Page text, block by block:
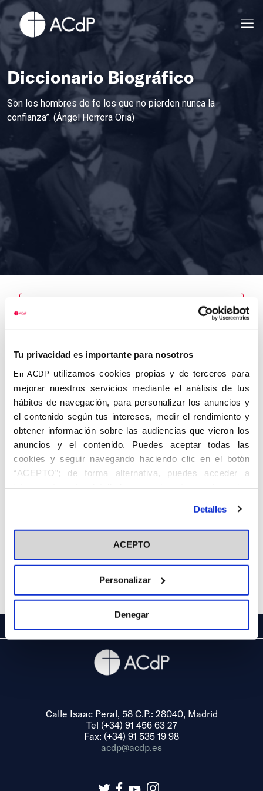
Tu privacidad es importante para nosotros
En ACDP utilizamos cookies propias y de terceros para
mejorar nuestros servicios mediante el análisis de tus
hábitos de navegación, para personalizar los anuncios y
el contenido según tus intereses, medir el rendimiento y
obtener información sobre las audiencias que vieron los
anuncios y el contenido. Puedes aceptar todas las
cookies y seguir navegando haciendo clic en el botón
“ACEPTO”; de forma alternativa, puedes acceder a
información más detallada y cambiar tus preferencias
en el botón "Personalizar". Para más información puedes
visitar nuestra Política de Cookies
Detalles
ACEPTO
Personalizar
Denegar
Diccionario Biográfico
Son los hombres de fe los que no pierden nunca la
confianza”. (Ángel Herrera Oria)
Rivas
González,
Félix
Autor
Centro de
adscripción
Palencia
Fecha de
nacimiento
25/02/1903
Lugar de
Fecha de
defunción
09/11/2004
Lugar de
Calle Isaac Peral, 58 C.P.: 28040, Madrid
Tel (+34) 91 456 63 27
Fax: (+34) 91 535 19 98
acdp@acdp.es